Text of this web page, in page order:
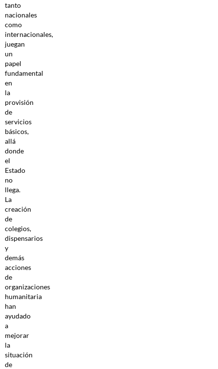
tanto
nacionales
como
internacionales,
juegan
un
papel
fundamental
en
la
provisión
de
servicios
básicos,
allá
donde
el
Estado
no
llega.
La
creación
de
colegios,
dispensarios
y
demás
acciones
de
organizaciones
humanitaria
han
ayudado
a
mejorar
la
situación
de